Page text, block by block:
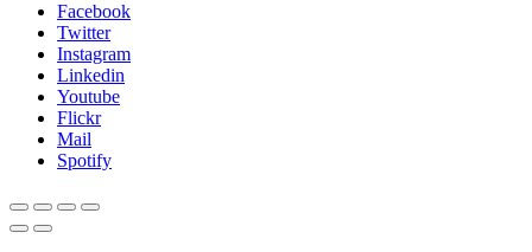
Facebook
Twitter
Instagram
Linkedin
Youtube
Flickr
Mail
Spotify